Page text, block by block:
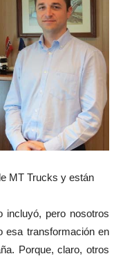
MT Trucks y están
incluyó, pero nosotros
esa transformación en
Porque, claro, otros